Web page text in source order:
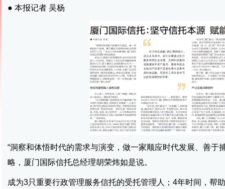
● 本报记者 吴杨
“洞察和体悟时代的需求与演变，做一家顺应时代发展、善
略，厦门国际信托总经理胡荣炜如是说。
成为3只重要行政管理服务信托的受托管理人；4年时间，帮